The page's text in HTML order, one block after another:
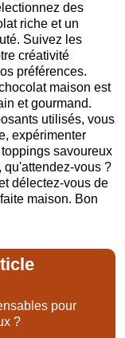
des
riche et un
Suivez les
créativité
préférences.
maison est
et gourmand.
utilisés, vous
expérimenter
savoureux
qu'attendez-vous ?
délectez-vous de
maison. Bon
pour
?